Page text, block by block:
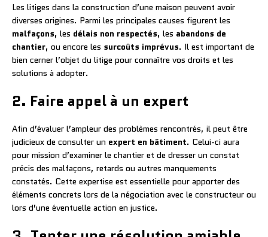
Les litiges dans la construction d’une maison peuvent avoir
diverses origines. Parmi les principales causes figurent les
malfaçons, les délais non respectés, les abandons de
chantier, ou encore les surcoûts imprévus. Il est important de
bien cerner l’objet du litige pour connaître vos droits et les
solutions à adopter.
2. Faire appel à un expert
Afin d’évaluer l’ampleur des problèmes rencontrés, il peut être
judicieux de consulter un expert en bâtiment. Celui-ci aura
pour mission d’examiner le chantier et de dresser un constat
précis des malfaçons, retards ou autres manquements
constatés. Cette expertise est essentielle pour apporter des
éléments concrets lors de la négociation avec le constructeur ou
lors d’une éventuelle action en justice.